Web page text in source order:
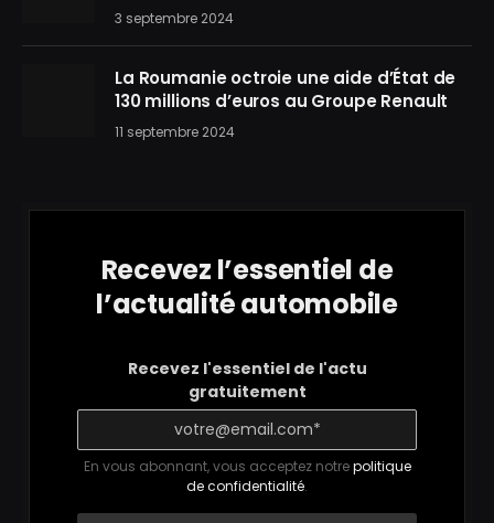
3 septembre 2024
La Roumanie octroie une aide d’État de
130 millions d’euros au Groupe Renault
11 septembre 2024
Recevez l’essentiel de
l’actualité automobile
Recevez l'essentiel de l'actu
gratuitement
En vous abonnant, vous acceptez notrepolitique
de confidentialité.